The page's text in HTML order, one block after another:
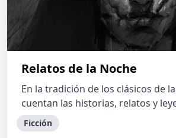
Relatos de la Noche
En la tradición de los clásicos de
cuentan las historias, relatos y
Ficción